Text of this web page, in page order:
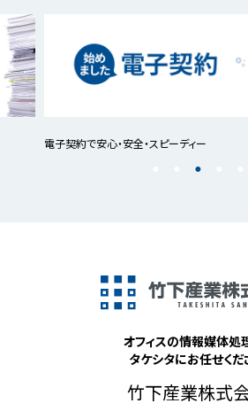
電子契約で安心・安全・スピーディー
オフィスの情報媒体処
タケシタにお任せくだ
竹下産業株式